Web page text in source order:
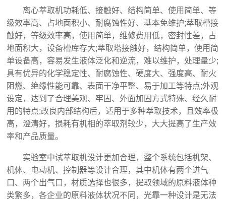
离心萃取机功耗低、接触好、结构简单、使用简单、等
级效率高、占地面积小、耐腐蚀性好、基本免维护;萃取槽接
触好，等级效率高，使用简单，维修费用低，密封性差，占
地面积大，设备槽库存大;萃取塔接触好，结构简单，使用简
单设备高，容易发生液体泛化和逆流，难以维护，处理量少;
具有优异的化学稳定性、耐腐蚀性、硬度大、强度高、耐火
阻燃、绝缘性能可靠、表面干净平整、易于加工等特点;外观
设定，达到了合理美观、牢固、外面加固方式特殊、经久耐
用的特点;改良内部结构后，适用于多种萃取技术，且效率极
高，澄清好，损耗有机相的萃取剂较少，大大提高了生产效
率和产品质量。
实验室中试萃取机设计更加合理，整个系统包括机架、
机体、电动机、控制器等设计合理，其中机体有两个进气
口、两个出气口，材质选择也很多，提取领域的原料液体种
类繁多，各企业的原料液体状况不同，光靠一种设计是无法